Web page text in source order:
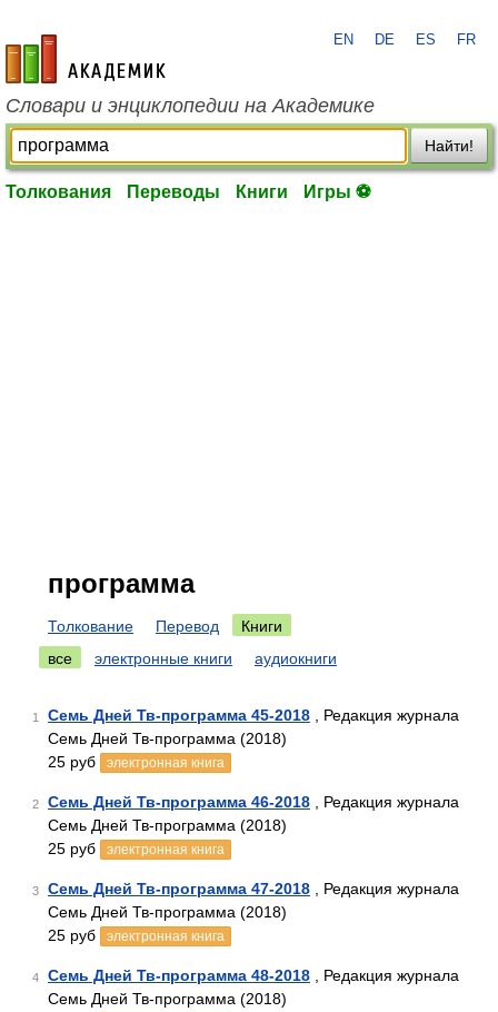
academic.ru
EN DE ES FR
Словари и энциклопедии на Академике
Найти!
Толкования Переводы Книги Игры ⚽
программа
Толкование Перевод
Книги
все
электронные книги аудиокниги
1 Семь Дней Тв-программа 45-2018 , Редакция журнала
Семь Дней Тв-программа (2018)
25 руб
электронная книга
2 Семь Дней Тв-программа 46-2018 , Редакция журнала
Семь Дней Тв-программа (2018)
25 руб
электронная книга
3 Семь Дней Тв-программа 47-2018 , Редакция журнала
Семь Дней Тв-программа (2018)
25 руб
электронная книга
4 Семь Дней Тв-программа 48-2018 , Редакция журнала
Семь Дней Тв-программа (2018)